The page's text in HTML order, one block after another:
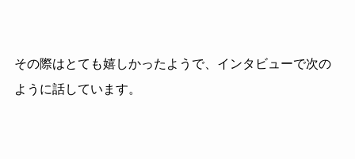
その際はとても嬉しかったようで、インタビューで次の
ように話しています。